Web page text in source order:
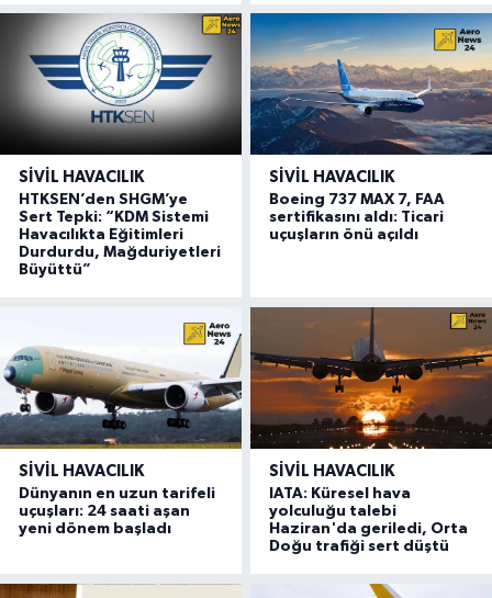
SIVIL HAVACILIK
HTKSEN’den SHGM’ye
Sert Tepki: “KDM Sistemi
Havacılıkta Eğitimleri
Durdurdu, Mağduriyetleri
Büyüttü”
SIVIL HAVACILIK
Boeing 737 MAX 7, FAA
sertifikasını aldı: Ticari
uçuşların önü açıldı
SIVIL HAVACILIK
Dünyanın en uzun tarifeli
uçuşları: 24 saati aşan
yeni dönem başladı
SIVIL HAVACILIK
IATA: Küresel hava
yolculuğu talebi
Haziran'da geriledi, Orta
Doğu trafiği sert düştü